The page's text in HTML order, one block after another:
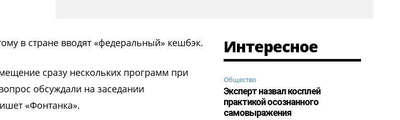
в стране вводят «федеральный» кешбэк.
сразу нескольких программ при
обсуждали на заседании
«Фонтанка».
Интересное
Общество
Эксперт назвал косплей
практикой осознанного
самовыражения